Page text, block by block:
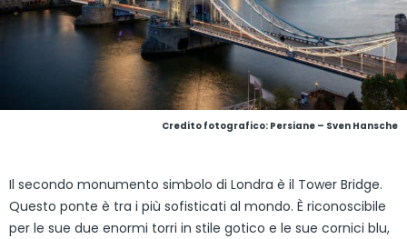
Credito fotografico: Persiane – Sven Hansche
Il secondo monumento simbolo di Londra è il Tower Bridge.
Questo ponte è tra i più sofisticati al mondo. È riconoscibile
per le sue due enormi torri in stile gotico e le sue cornici blu,